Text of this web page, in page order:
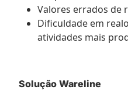
Valores errados de
Dificuldade em
atividades mais
Solução Wareline